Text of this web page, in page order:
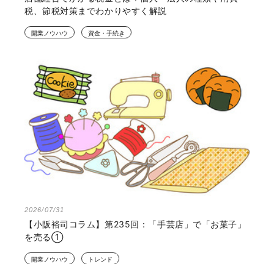
税、節税対策までわかりやすく解説
開業ノウハウ 資金・手続き
2026/07/31
【小阪裕司コラム】第235回：「手芸店」で「お菓子」
を売る①
開業ノウハウ トレンド